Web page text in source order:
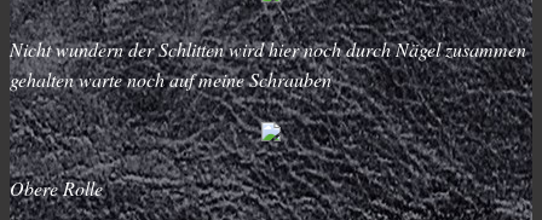
Nicht wundern der Schlitten wird hier noch durch Nägel zusammen
gehalten warte noch auf meine Schrauben
Obere Rolle